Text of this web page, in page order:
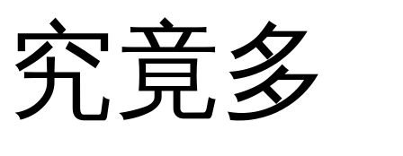
究竟多